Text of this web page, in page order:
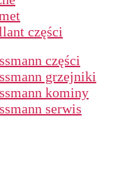
części
części
grzejniki
kominy
serwis